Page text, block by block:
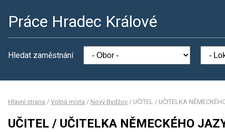
Práce Hradec Králové
Hledat zaměstnání
Hlavní strana / Volná místa / Nový Bydžov / UČITEL / UČITELKA
UČITEL / UČITELKA NĚMECKÉHO